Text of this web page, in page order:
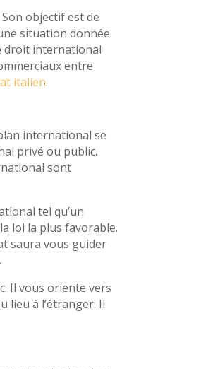
objectif est de
situation donnée.
droit international
entre
italien.
international se
privé ou public.
sont
tel qu’un
loi la plus favorable.
saura vous guider
Il vous oriente vers
lieu à l’étranger. Il